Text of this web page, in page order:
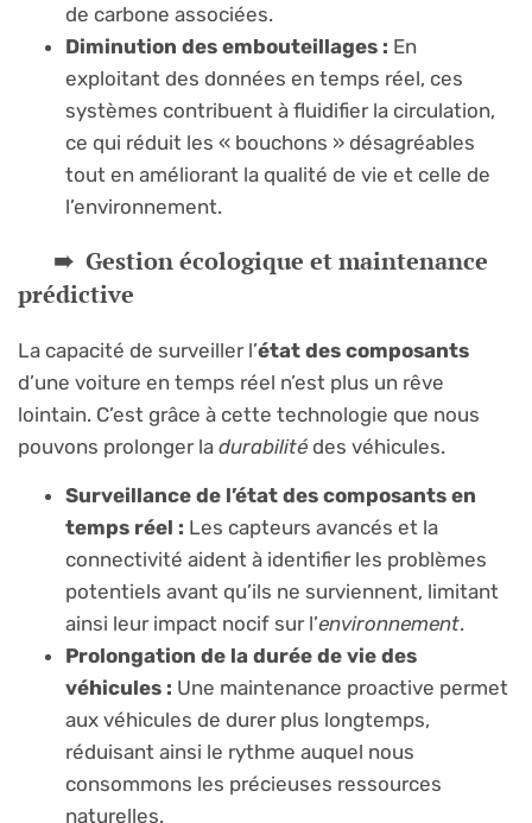
de carbone associées.
Diminution des embouteillages : En
exploitant des données en temps réel, ces
systèmes contribuent à fluidifier la circulation,
ce qui réduit les « bouchons » désagréables
tout en améliorant la qualité de vie et celle de
l’environnement.
Gestion écologique et maintenance
prédictive
La capacité de surveiller l’état des composants
d’une voiture en temps réel n’est plus un rêve
lointain. C’est grâce à cette technologie que nous
pouvons prolonger la durabilité des véhicules.
Surveillance de l’état des composants en
temps réel : Les capteurs avancés et la
connectivité aident à identifier les problèmes
potentiels avant qu’ils ne surviennent, limitant
ainsi leur impact nocif sur l’environnement.
Prolongation de la durée de vie des
véhicules : Une maintenance proactive permet
aux véhicules de durer plus longtemps,
réduisant ainsi le rythme auquel nous
consommons les précieuses ressources
naturelles.